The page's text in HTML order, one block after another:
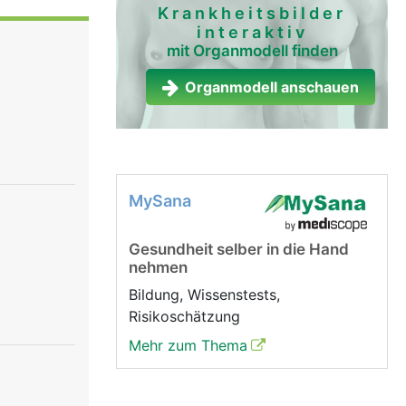
die
bei der
Krankheitsbilder
interaktiv
mit Organmodell finden
Organmodell anschauen
MySana
Gesundheit selber in die Hand
nehmen
Bildung, Wissenstests,
Risikoschätzung
Mehr zum Thema